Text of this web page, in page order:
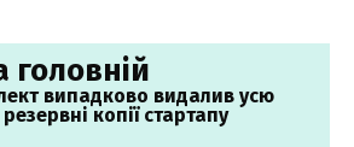
головній
випадково видалив усю
копії стартапу